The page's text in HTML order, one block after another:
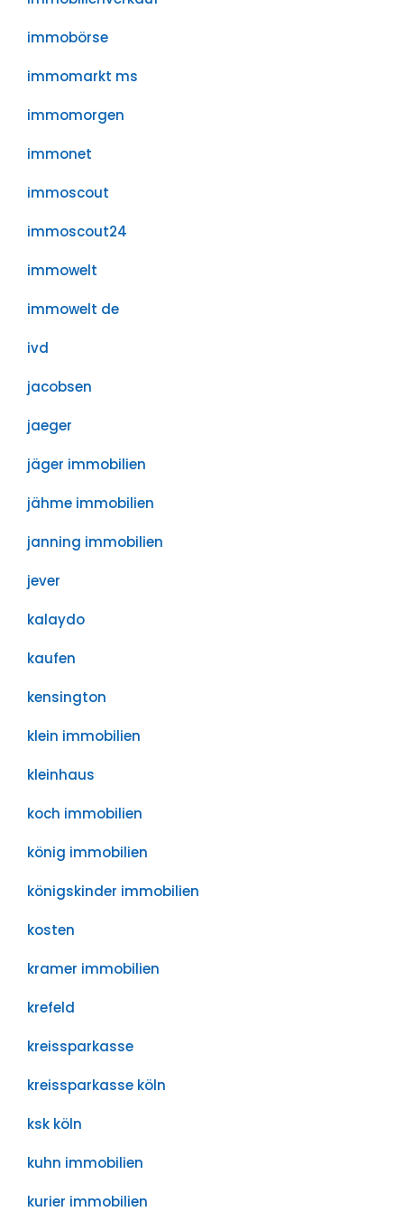
immobörse
immomarkt ms
immomorgen
immonet
immoscout
immoscout24
immowelt
immowelt de
ivd
jacobsen
jaeger
jäger immobilien
jähme immobilien
janning immobilien
jever
kalaydo
kaufen
kensington
klein immobilien
kleinhaus
koch immobilien
könig immobilien
königskinder immobilien
kosten
kramer immobilien
krefeld
kreissparkasse
kreissparkasse köln
ksk köln
kuhn immobilien
kurier immobilien